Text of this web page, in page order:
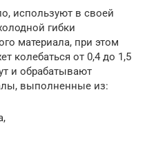
используют в своей
гибки
материала, при этом
колебаться от 0,4 до 1,5
и обрабатывают
выполненные из: